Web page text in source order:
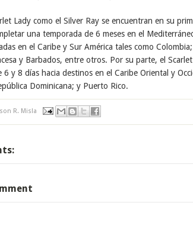
Lady como el Silver Ray se encuentran en su
una temporada de 6 meses en el
en el Caribe y Sur América tales como
y Barbados, entre otros. Por su parte, el
6 y 8 días hacia destinos en el Caribe Oriental y
Dominicana; y Puerto Rico.
R. Misla